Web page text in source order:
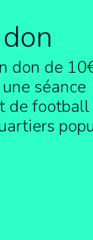
don de
séance
de football